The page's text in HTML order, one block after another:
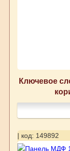
Ключевое
| код: 149892